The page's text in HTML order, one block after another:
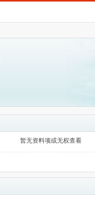
暂无资料项或无权查看